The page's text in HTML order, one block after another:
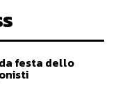
festa dello